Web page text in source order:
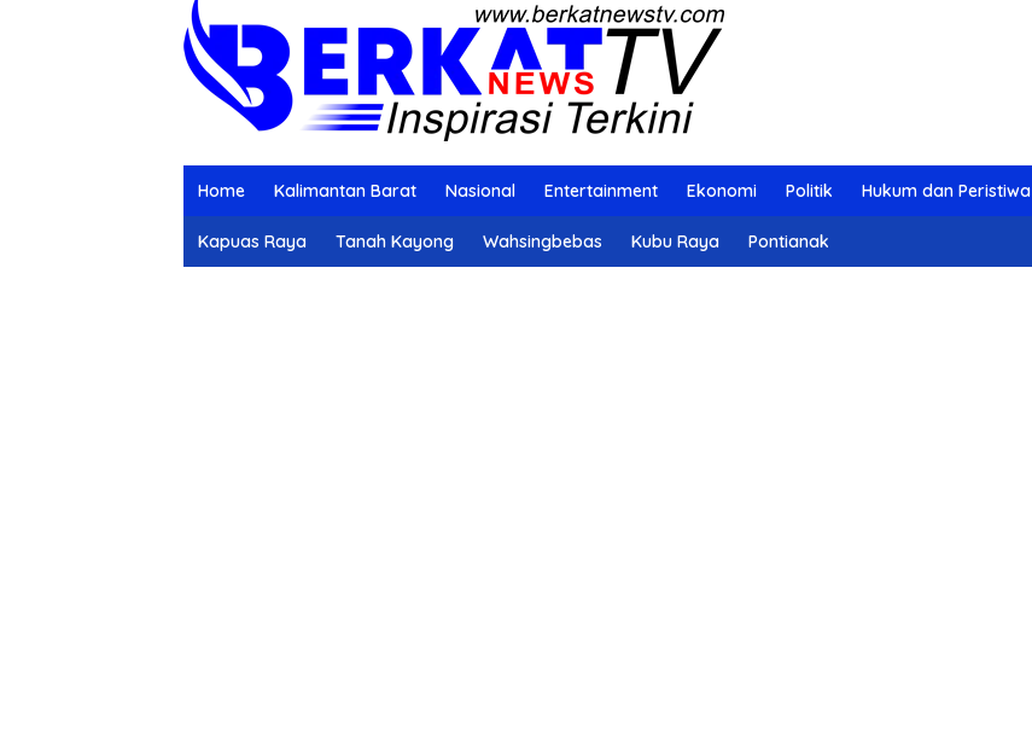
Home Kalimantan Barat Nasional Entertainment Ekonomi Politik Hukum dan Peristiwa
Kapuas Raya Tanah Kayong Wahsingbebas Kubu Raya Pontianak